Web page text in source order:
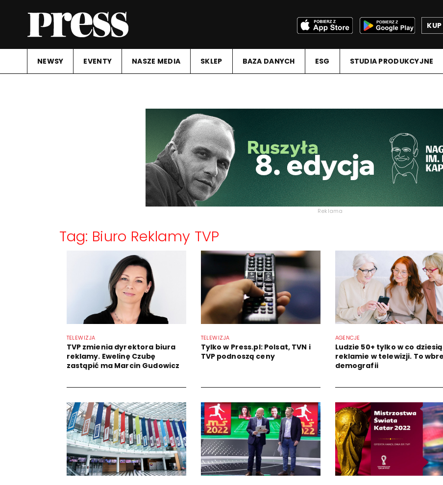
KUP
NEWSY EVENTY NASZE MEDIA SKLEP BAZA DANYCH ESG STUDIA PRODUKCYJNE
Reklama
Tag: Biuro Reklamy TVP
TELEWIZJA
TVP zmienia dyrektora biura
reklamy. Ewelinę Czubę
zastąpić ma Marcin Gudowicz
TELEWIZJA
Tylko w Press.pl: Polsat, TVN i
TVP podnoszą ceny
AGENCJE
Ludzie 50+ tylko w co
reklamie w telewizji. To
demografii